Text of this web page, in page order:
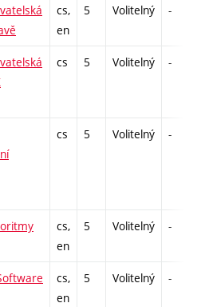
cs,
en
5 Volitelný -
cs 5 Volitelný -
cs 5 Volitelný -
cs,
en
5 Volitelný -
cs,
en
5 Volitelný -